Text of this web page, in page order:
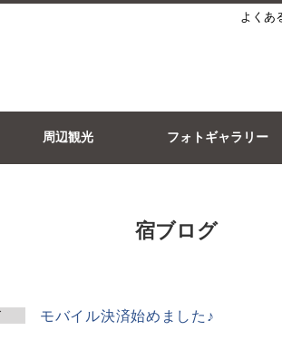
よくあ
周辺観光 フォトギャラリー
宿ブログ
モバイル決済始めました♪